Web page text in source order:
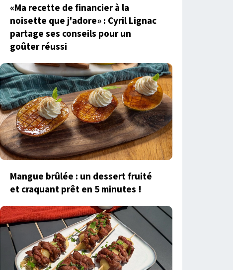
«Ma recette de financier à la
noisette que j'adore» : Cyril Lignac
partage ses conseils pour un
goûter réussi
Mangue brûlée : un dessert fruité
et craquant prêt en 5 minutes !